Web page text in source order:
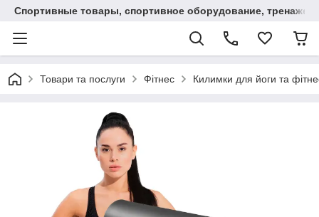
Спортивные товары, спортивное оборудование,
Товари та послуги Фітнес Килимки для йоги та